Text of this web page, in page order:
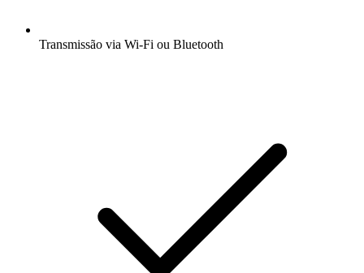
Transmissão via Wi-Fi ou Bluetooth